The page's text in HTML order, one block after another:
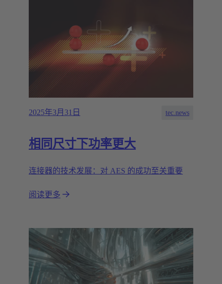
2025年3月31日 tec.news
相同尺寸下功率更大
连接器的技术发展：对 AES 的成功至关重要
阅读更多